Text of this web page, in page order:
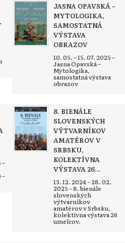
JASNA OPAVSKÁ –
MYTOLOGIKA,
SAMOSTATNÁ
VÝSTAVA
OBRAZOV
10. 05. – 15. 07. 2025 –
Jasna Opavská –
Mytologika,
samostatná výstava
obrazov
–
–
8. BIENÁLE
SLOVENSKÝCH
VÝTVARNÍKOV
AMATÉROV V
SRBSKU,
KOLEKTÍVNA
VÝSTAVA 26...
13. 12. 2024 – 28. 02.
2025 – 8. bienále
slovenských
výtvarníkov
amatérov v Srbsku,
kolektívna výstava 26
umelcov.